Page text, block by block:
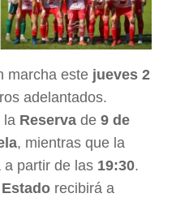
marcha este jueves 2
adelantados.
la Reserva de 9 de
, mientras que la
a partir de las 19:30.
recibirá a